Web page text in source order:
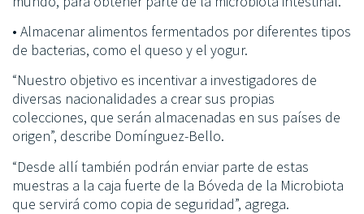
• Almacenar alimentos fermentados por diferentes tipos
de bacterias, como el queso y el yogur.
“Nuestro objetivo es incentivar a investigadores de
diversas nacionalidades a crear sus propias
colecciones, que serán almacenadas en sus países de
origen”, describe Domínguez-Bello.
“Desde allí también podrán enviar parte de estas
muestras a la caja fuerte de la Bóveda de la Microbiota
que servirá como copia de seguridad”, agrega.